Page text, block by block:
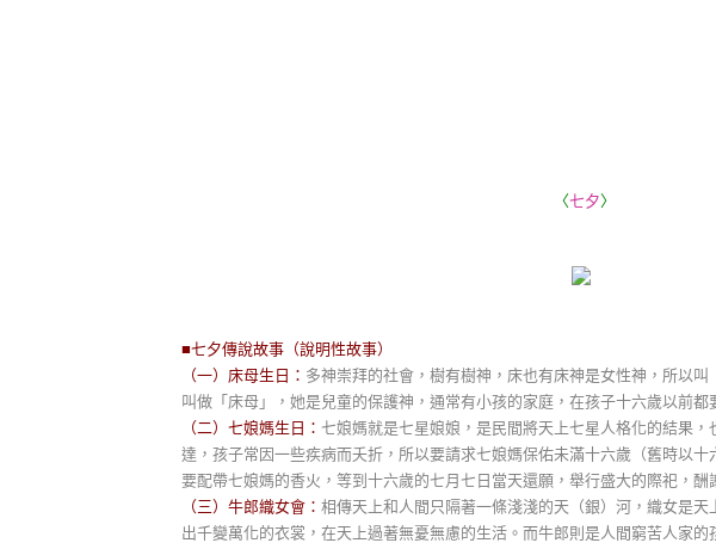
〈七夕〉
■七夕傳說故事（說明性故事）
（一）床母生日： 多神崇拜的社會，樹有樹神，床也有床神是女性神，所以
叫做「床母」，她是兒童的保護神，通常有小孩的家庭，在孩子十六歲以前都
（二）七娘媽生日： 七娘媽就是七星娘娘，是民間將天上七星人格化的結果
達，孩子常因一些疾病而夭折，所以要請求七娘媽保佑未滿十六歲（舊時以
要配帶七娘媽的香火，等到十六歲的七月七日當天還願，舉行盛大的際祀，酬
（三）牛郎織女會： 相傳天上和人間只隔著一條淺淺的天（銀）河，織女是
出千變萬化的衣裳，在天上過著無憂無慮的生活。而牛郎則是人間窮苦人家